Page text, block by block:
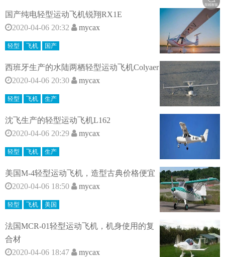
国产纯电轻型运动飞机锐翔RX1E
2020-04-06 20:32
mycax
轻型 飞机 国产
西班牙生产的水陆两栖轻型运动飞机Colyaer
2020-04-06 20:30
mycax
轻型 飞机 生产
沈飞生产的轻型运动飞机L162
2020-04-06 20:29
mycax
轻型 飞机 生产
美国M-4轻型运动飞机，造型古典价格便宜
2020-04-06 18:50
mycax
轻型 飞机 美国
法国MCR-01轻型运动飞机，机身使用的复
合材
2020-04-06 18:47
mycax